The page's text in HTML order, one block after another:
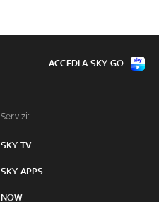
Servizi:
SKY TV
SKY APPS
NOW
ACCEDI A SKY GO